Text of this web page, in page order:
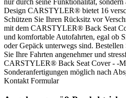
nur durch seine Funktionalität,
Design CARSTYLER® bietet 16
Schützen Sie Ihren Rücksitz vor
mit dem CARSTYLER® Back Seat
und komfortable Autofahrten, egal ob
oder Gepäck unterwegs sind.
Sie Ihre Fahrten angenehmer und
CARSTYLER® Back Seat Cover - -
Sonderanfertigungen möglich nach
Kontakt Formular